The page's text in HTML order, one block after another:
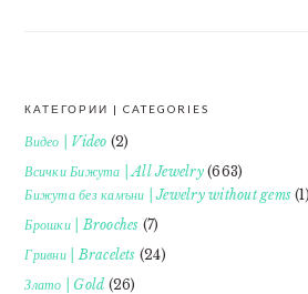
FOOTER
КАТЕГОРИИ | CATEGORIES
Видео | Video (2)
Всички Бижута | All Jewelry(663)
Бижута без камъни | Jewelry without gems (1)
Брошки | Brooches (7)
Гривни | Bracelets (24)
Злато | Gold (26)